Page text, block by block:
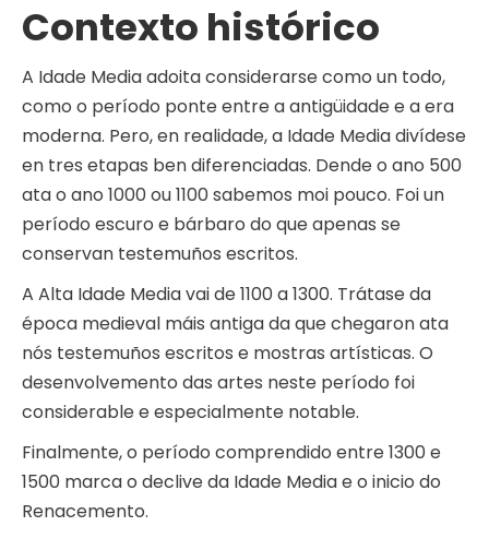
Contexto histórico
A Idade Media adoita considerarse como un todo,
como o período ponte entre a antigüidade e a era
moderna. Pero, en realidade, a Idade Media divídese
en tres etapas ben diferenciadas. Dende o ano 500
ata o ano 1000 ou 1100 sabemos moi pouco. Foi un
período escuro e bárbaro do que apenas se
conservan testemuños escritos.
A Alta Idade Media vai de 1100 a 1300. Trátase da
época medieval máis antiga da que chegaron ata
nós testemuños escritos e mostras artísticas. O
desenvolvemento das artes neste período foi
considerable e especialmente notable.
Finalmente, o período comprendido entre 1300 e
1500 marca o declive da Idade Media e o inicio do
Renacemento.